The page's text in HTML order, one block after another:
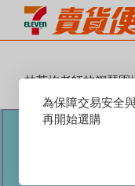
林芳屹老師的鋼琴園
Reset
Focus
為保障交易安全
再開始選購